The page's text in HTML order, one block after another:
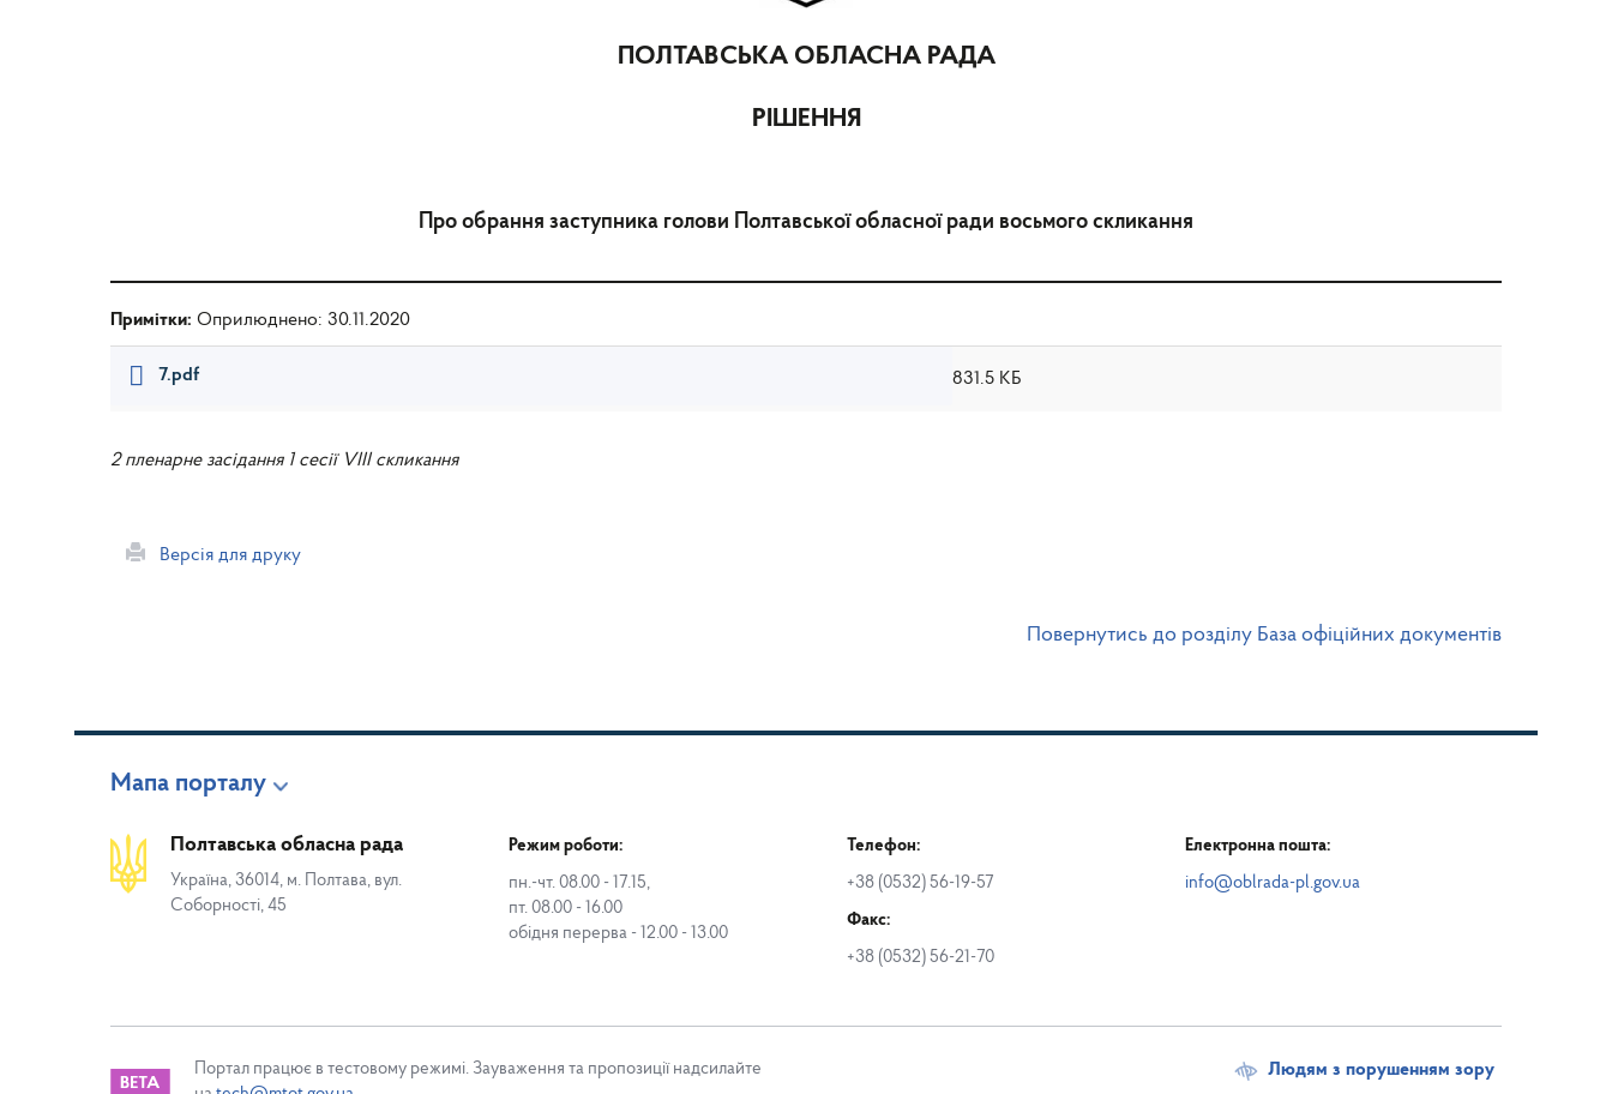
ПОЛТАВСЬКА ОБЛАСНА РАДА
РІШЕННЯ
Про обрання заступника голови Полтавської обласної ради восьмого скликання
Примітки: Оприлюднено: 30.11.2020
7.pdf 831.5 КБ
2 пленарне засідання 1 сесії VIII скликання
Версія для друку
Повернутись до розділу База офіційних документів
Мапа порталу
Полтавська обласна рада
Україна, 36014, м. Полтава, вул.
Соборності, 45
Режим роботи:
пн.-чт. 08.00 - 17.15,
пт. 08.00 - 16.00
обідня перерва - 12.00 - 13.00
Телефон:
+38 (0532) 56-19-57
Факс:
+38 (0532) 56-21-70
Електронна пошта:
info@oblrada-pl.gov.ua
Портал працює в тестовому режимі. Зауваження та пропозиції надсилайте
Людям з порушенням зору